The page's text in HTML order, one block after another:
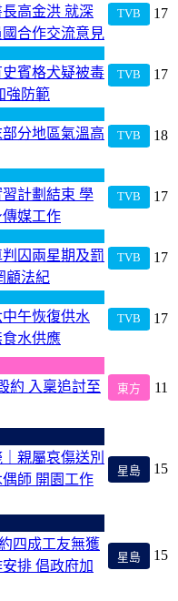
高金洪 就深
合作交流意見
TVB 17
賓格犬疑被毒
強防範
TVB 17
分地區氣溫高
TVB 18
計劃結束 學
媒工作
TVB 17
囚兩星期及罰
顧法紀
TVB 17
午恢復供水
水供應
TVB 17
約 入稟追討至
東方 11
親屬哀傷送別
師 開園工作
星島 15
四成工友無獲
排 倡政府加
星島 15